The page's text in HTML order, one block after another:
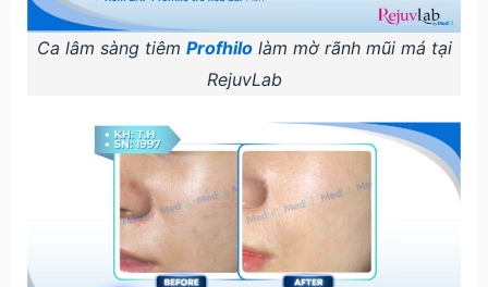
Ca lâm sàng tiêm Profhilolàm mờ rãnh mũi má tại
RejuvLab